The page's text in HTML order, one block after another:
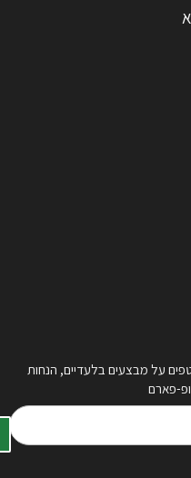
על מבצעים בלעדיים, הנחות
פארם